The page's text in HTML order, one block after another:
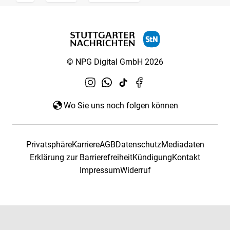
© NPG Digital GmbH 2026
Wo Sie uns noch folgen können
PrivatsphäreKarriereAGBDatenschutzMediadaten
Erklärung zur BarrierefreiheitKündigungKontakt
ImpressumWiderruf